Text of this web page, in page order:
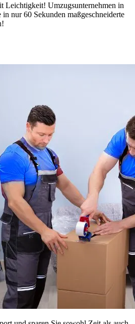
Leichtigkeit! Umzugsunternehmen in
nur 60 Sekunden maßgeschneiderte